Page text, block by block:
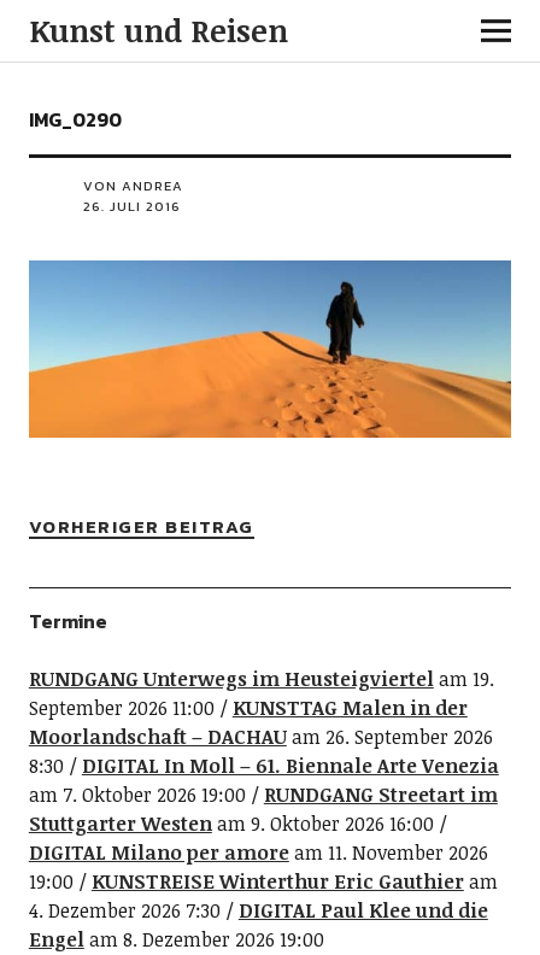
Kunst und Reisen
IMG_0290
VON ANDREA
26. JULI 2016
VORHERIGER BEITRAG
Termine
RUNDGANG Unterwegs im Heusteigviertelam 19.
September 2026 11:00
KUNSTTAG Malen in der
Moorlandschaft – DACHAUam 26. September 2026
8:30
DIGITAL In Moll – 61. Biennale Arte Venezia
am 7. Oktober 2026 19:00
RUNDGANG Streetart im
Stuttgarter Westenam 9. Oktober 2026 16:00
DIGITAL Milano per amoream 11. November 2026
19:00
KUNSTREISE Winterthur Eric Gauthieram
4. Dezember 2026 7:30
DIGITAL Paul Klee und die
Engelam 8. Dezember 2026 19:00